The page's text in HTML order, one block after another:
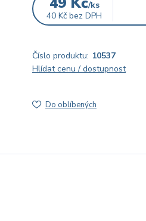
/ks
40 Kč bez DPH
Číslo produktu: 10537
Hlídat cenu / dostupnost
Do oblíbených